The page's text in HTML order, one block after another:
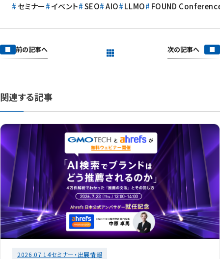
セミナー
イベント SEO AIO LLMO FOUND
前の記事へ 次の記事へ
関連する記事
2026.07.14セミナー・出展情報